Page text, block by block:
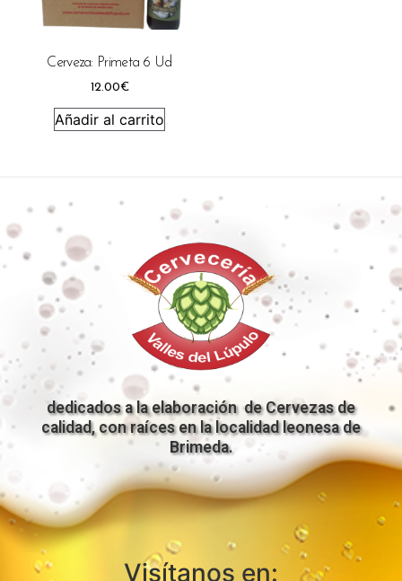
Cerveza: Primeta 6 Ud
12.00€
Añadir al carrito
dedicados a la elaboración de Cervezas de
calidad, con raíces en la localidad leonesa de
Brimeda.
Visítanos en: